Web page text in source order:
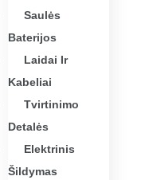
Saulės
Baterijos
Laidai Ir
Kabeliai
Tvirtinimo
Detalės
Elektrinis
Šildymas